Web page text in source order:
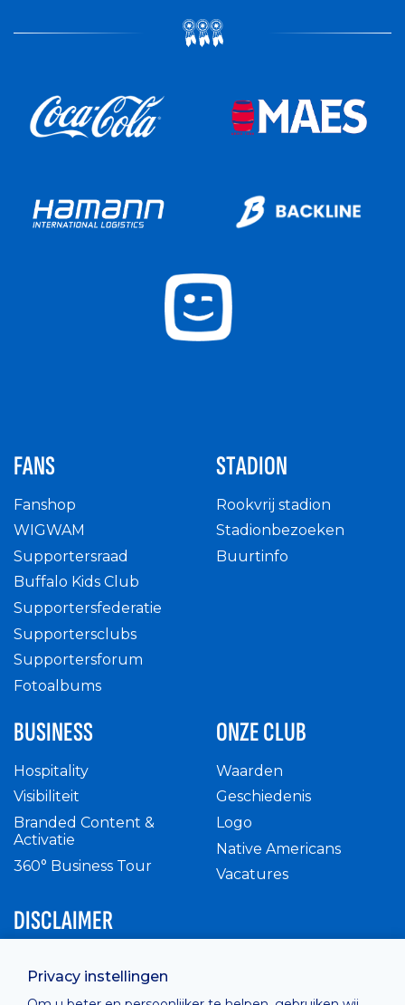
Privacy instellingen
FANS
Fanshop
WIGWAM
Supportersraad
Buffalo Kids Club
Supportersfederatie
Supportersclubs
Supportersforum
Fotoalbums
STADION
Rookvrij stadion
Stadionbezoeken
Buurtinfo
BUSINESS
Hospitality
Visibiliteit
Branded Content &
Activatie
360° Business Tour
ONZE CLUB
Waarden
Geschiedenis
Logo
Native Americans
Vacatures
DISCLAIMER
Privacy Policy